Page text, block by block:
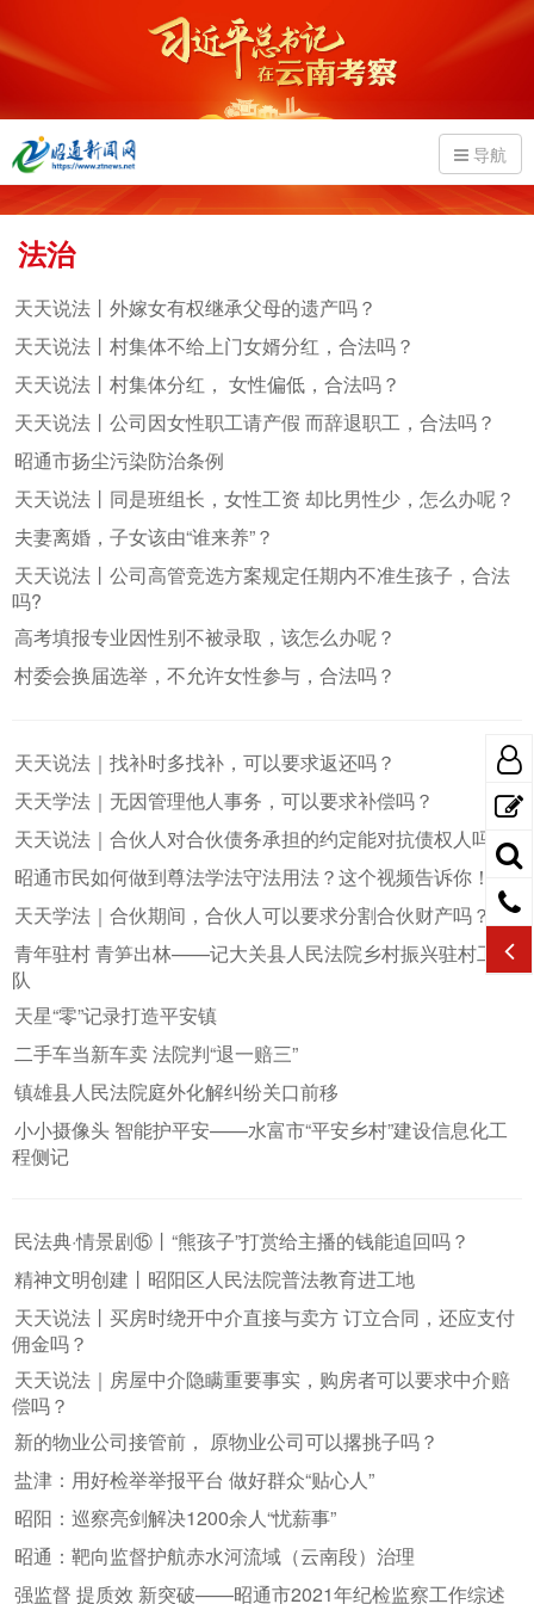
导航
法治
天天说法丨外嫁女有权继承父母的遗产吗？
天天说法丨村集体不给上门女婿分红，合法吗？
天天说法丨村集体分红， 女性偏低，合法吗？
天天说法丨公司因女性职工请产假 而辞退职工，合法吗？
昭通市扬尘污染防治条例
天天说法丨同是班组长，女性工资 却比男性少，怎么办呢？
夫妻离婚，子女该由“谁来养”？
天天说法丨公司高管竞选方案规定任期内不准生孩子，合法
吗?
高考填报专业因性别不被录取，该怎么办呢？
村委会换届选举，不允许女性参与，合法吗？
天天说法｜找补时多找补，可以要求返还吗？
天天学法｜无因管理他人事务，可以要求补偿吗？
天天说法｜合伙人对合伙债务承担的约定能对抗债权人吗？
昭通市民如何做到尊法学法守法用法？这个视频告诉你！
天天学法｜合伙期间，合伙人可以要求分割合伙财产吗？
青年驻村 青笋出林——记大关县人民法院乡村振兴驻村工作
队
天星“零”记录打造平安镇
二手车当新车卖 法院判“退一赔三”
镇雄县人民法院庭外化解纠纷关口前移
小小摄像头 智能护平安——水富市“平安乡村”建设信息化工
程侧记
民法典·情景剧⑮丨“熊孩子”打赏给主播的钱能追回吗？
精神文明创建丨昭阳区人民法院普法教育进工地
天天说法丨买房时绕开中介直接与卖方 订立合同，还应支付
佣金吗？
天天说法｜房屋中介隐瞒重要事实，购房者可以要求中介赔
偿吗？
新的物业公司接管前， 原物业公司可以撂挑子吗？
盐津：用好检举举报平台 做好群众“贴心人”
昭阳：巡察亮剑解决1200余人“忧薪事”
昭通：靶向监督护航赤水河流域（云南段）治理
强监督 提质效 新突破——昭通市2021年纪检监察工作综述